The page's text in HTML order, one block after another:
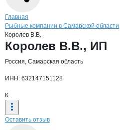
Навигация по сайту
Главная
Рыбные компании в Самарской области
Королев В.В.
Основная
Королев В.В., ИП
Россия, Самарская область
ИНН: 632147151128
К
Оставить отзыв